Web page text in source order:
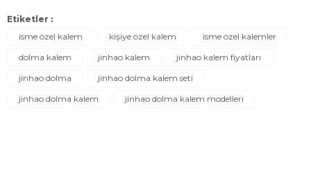
Etiketler :
isme özel kalem
kişiye özel kalem
isme özel kalemler
dolma kalem
jinhao kalem
jinhao kalem fiyatları
jinhao dolma
jinhao dolma kalem seti
jinhao dolma kalem
jinhao dolma kalem modelleri